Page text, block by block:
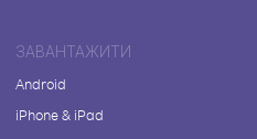
ЗАВАНТАЖИТИ
Android
iPhone & iPad